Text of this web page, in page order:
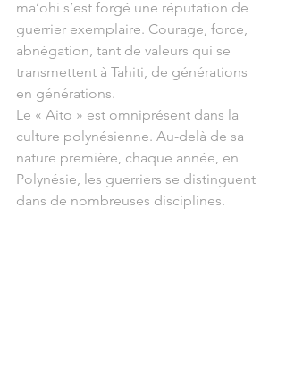
ma’ohi s’est forgé une réputation de
guerrier exemplaire. Courage, force,
abnégation, tant de valeurs qui se
transmettent à Tahiti, de générations
en générations.
Le « Aito » est omniprésent dans la
culture polynésienne. Au-delà de sa
nature première, chaque année, en
Polynésie, les guerriers se distinguent
dans de nombreuses disciplines.